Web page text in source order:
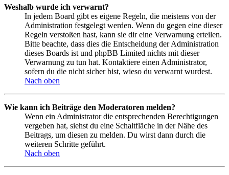
Weshalb wurde ich verwarnt?
In jedem Board gibt es eigene Regeln, die meistens von der
Administration festgelegt werden. Wenn du gegen eine dieser
Regeln verstoßen hast, kann sie dir eine Verwarnung erteilen.
Bitte beachte, dass dies die Entscheidung der Administration
dieses Boards ist und phpBB Limited nichts mit dieser
Verwarnung zu tun hat. Kontaktiere einen Administrator,
sofern du die nicht sicher bist, wieso du verwarnt wurdest.
Nach oben
Wie kann ich Beiträge den Moderatoren melden?
Wenn ein Administrator die entsprechenden Berechtigungen
vergeben hat, siehst du eine Schaltfläche in der Nähe des
Beitrags, um diesen zu melden. Du wirst dann durch die
weiteren Schritte geführt.
Nach oben